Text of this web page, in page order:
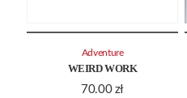
WEIRD WORK
70.00 zł
Adventure